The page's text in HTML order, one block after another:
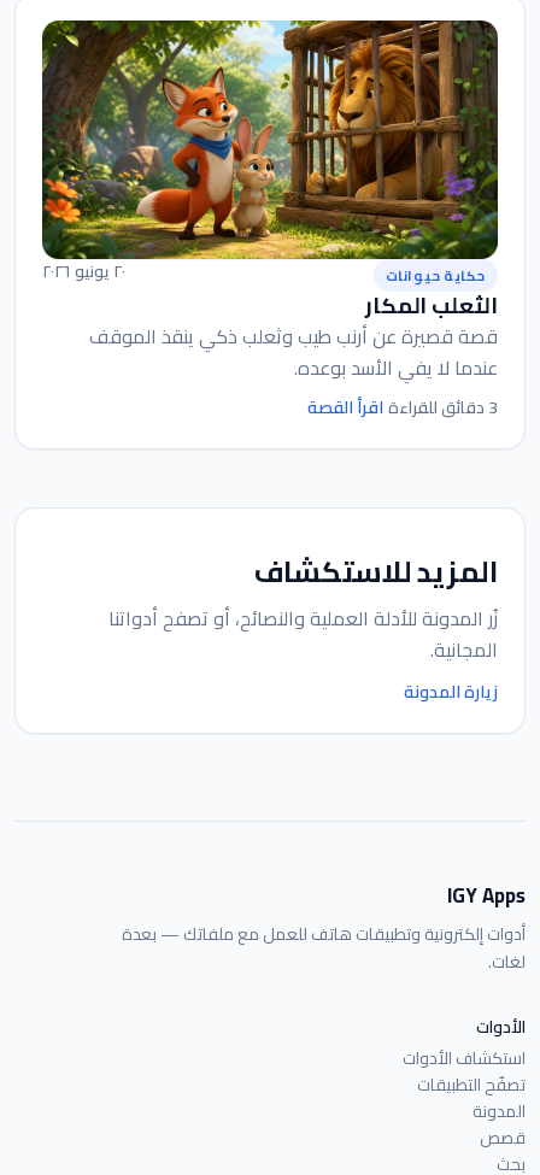
حكاية حيوانات ٢٠ يونيو ٢٠٢٦
الثعلب المكار
قصة قصيرة عن أرنب طيب وثعلب ذكي ينقذ الموقف
عندما لا يفي الأسد بوعده.
3 دقائق للقراءة اقرأ القصة
المزيد للاستكشاف
زُر المدونة للأدلة العملية والنصائح، أو تصفح أدواتنا
المجانية.
زيارة المدونة
IGY Apps
أدوات إلكترونية وتطبيقات هاتف للعمل مع ملفاتك — بعدة
لغات.
الأدوات
استكشاف الأدوات
تصفّح التطبيقات
المدونة
قصص
بحث